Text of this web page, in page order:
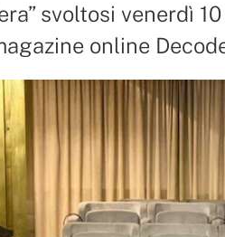
svoltosi venerdì
online